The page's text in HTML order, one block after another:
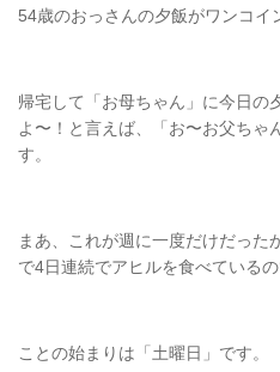
54歳のおっさんの夕飯がワンコイ
帰宅して「お母ちゃん」に今日の
よ〜！と言えば、「お〜お父ちゃ
す。
まあ、これが週に一度だけだった
で4日連続でアヒルを食べているの
ことの始まりは「土曜日」です。